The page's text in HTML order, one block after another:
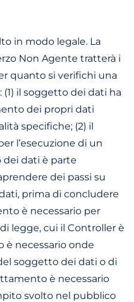
in modo legale. La
Non Agente tratterà i
quanto si verifichi una
il soggetto dei dati ha
dei propri dati
specifiche; (2) il
l’esecuzione di un
dati è parte
dei passi su
prima di concludere
è necessario per
legge, cui il Controller è
è necessario onde
soggetto dei dati o di
è necessario
svolto nel pubblico